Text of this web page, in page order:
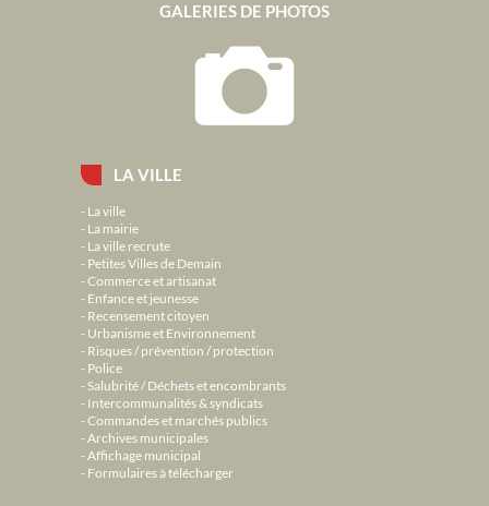
LA VILLE
La ville
La mairie
La ville recrute
Petites Villes de Demain
Commerce et artisanat
Enfance et jeunesse
Recensement citoyen
Urbanisme et Environnement
Risques / prévention / protection
Police
Salubrité / Déchets et encombrants
Intercommunalités & syndicats
Commandes et marchés publics
Archives municipales
Affichage municipal
Formulaires à télécharger
GALERIES DE PHOTOS